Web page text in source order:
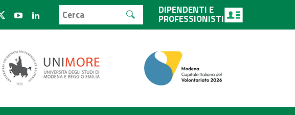
DIPENDENTI E
PROFESSIONISTI